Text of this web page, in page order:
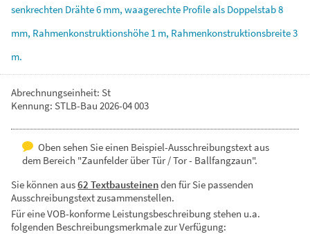
senkrechten Drähte6 mm, waagerechte Profileals Doppelstab8
mm, Rahmenkonstruktionshöhe 1 m, Rahmenkonstruktionsbreite3
m.
Abrechnungseinheit: St
Kennung: STLB-Bau 2026-04 003
Oben sehen Sie einen Beispiel-Ausschreibungstext aus
dem Bereich "Zaunfelder über Tür / Tor - Ballfangzaun".
Sie können aus62 Textbausteinenden für Sie passenden
Ausschreibungstext zusammenstellen.
Für eine VOB-konforme Leistungsbeschreibung stehen u.a.
folgenden Beschreibungsmerkmale zur Verfügung: